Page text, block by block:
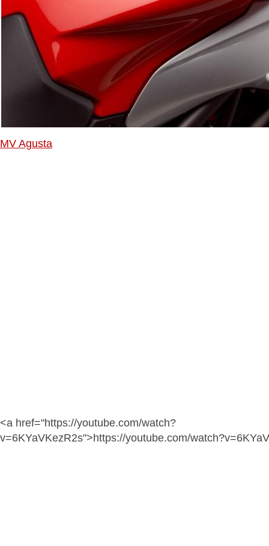
MV Agusta
<a href="https://youtube.com/watch?
v=6KYaVKezR2s">https://youtube.com/